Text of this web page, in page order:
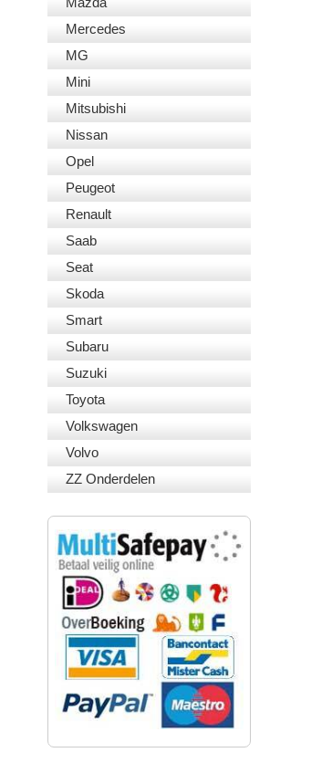
Mercedes
MG
Mini
Mitsubishi
Nissan
Opel
Peugeot
Renault
Saab
Seat
Skoda
Smart
Subaru
Suzuki
Toyota
Volkswagen
Volvo
ZZ Onderdelen